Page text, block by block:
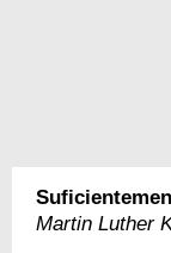
Martin Luther